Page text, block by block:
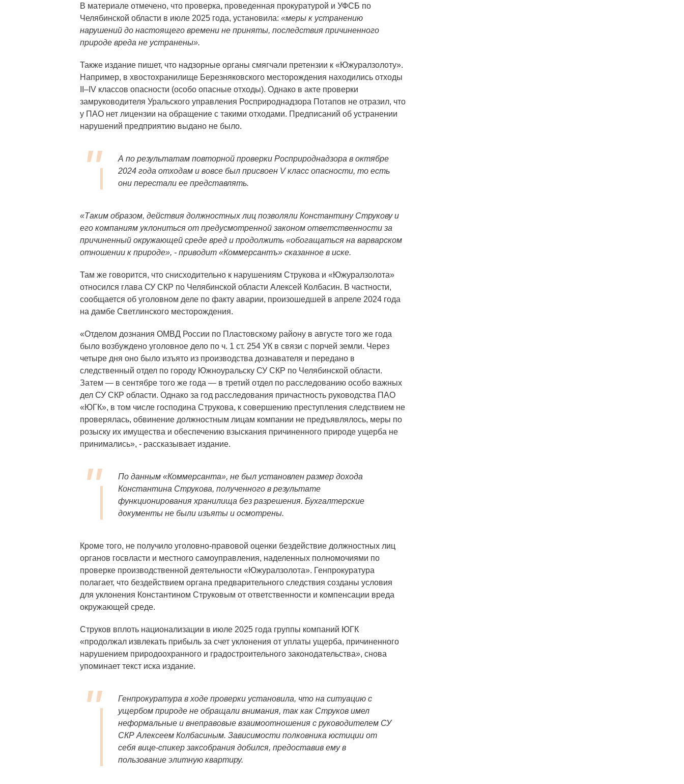
В материале отмечено, что проверка, проведенная прокуратурой и УФСБ по
Челябинской области в июле 2025 года, установила: «меры к устранению
нарушений до настоящего времени не приняты, последствия причиненного
природе вреда не устранены».
Также издание пишет, что надзорные органы смягчали претензии к «Южуралзолоту».
Например, в хвостохранилище Березняковского месторождения находились отходы
II–IV классов опасности (особо опасные отходы). Однако в акте проверки
замруководителя Уральского управления Росприроднадзора Потапов не отразил, что
у ПАО нет лицензии на обращение с такими отходами. Предписаний об устранении
нарушений предприятию выдано не было.
А по результатам повторной проверки Росприроднадзора в октябре
2024 года отходам и вовсе был присвоен V класс опасности, то есть
они перестали ее представлять.
«Таким образом, действия должностных лиц позволяли Константину Струкову и
его компаниям уклониться от предусмотренной законом ответственности за
причиненный окружающей среде вред и продолжить «обогащаться на варварском
отношении к природе», - приводит «Коммерсантъ» сказанное в иске.
Там же говорится, что снисходительно к нарушениям Струкова и «Южуралзолота»
относился глава СУ СКР по Челябинской области Алексей Колбасин. В частности,
сообщается об уголовном деле по факту аварии, произошедшей в апреле 2024 года
на дамбе Светлинского месторождения.
«Отделом дознания ОМВД России по Пластовскому району в августе того же года
было возбуждено уголовное дело по ч. 1 ст. 254 УК в связи с порчей земли. Через
четыре дня оно было изъято из производства дознавателя и передано в
следственный отдел по городу Южноуральску СУ СКР по Челябинской области.
Затем — в сентябре того же года — в третий отдел по расследованию особо важных
дел СУ СКР области. Однако за год расследования причастность руководства ПАО
«ЮГК», в том числе господина Струкова, к совершению преступления следствием не
проверялась, обвинение должностным лицам компании не предъявлялось, меры по
розыску их имущества и обеспечению взыскания причиненного природе ущерба не
принимались», - рассказывает издание.
По данным «Коммерсанта», не был установлен размер дохода
Константина Струкова, полученного в результате
функционирования хранилища без разрешения. Бухгалтерские
документы не были изъяты и осмотрены.
Кроме того, не получило уголовно-правовой оценки бездействие должностных лиц
органов госвласти и местного самоуправления, наделенных полномочиями по
проверке производственной деятельности «Южуралзолота». Генпрокуратура
полагает, что бездействием органа предварительного следствия созданы условия
для уклонения Константином Струковым от ответственности и компенсации вреда
окружающей среде.
Струков вплоть национализации в июле 2025 года группы компаний ЮГК
«продолжал извлекать прибыль за счет уклонения от уплаты ущерба, причиненного
нарушением природоохранного и градостроительного законодательства», снова
упоминает текст иска издание.
Генпрокуратура в ходе проверки установила, что на ситуацию с
ущербом природе не обращали внимания, так как Струков имел
неформальные и внеправовые взаимоотношения с руководителем СУ
СКР Алексеем Колбасиным. Зависимости полковника юстиции от
себя вице-спикер заксобрания добился, предоставив ему в
пользование элитную квартиру.